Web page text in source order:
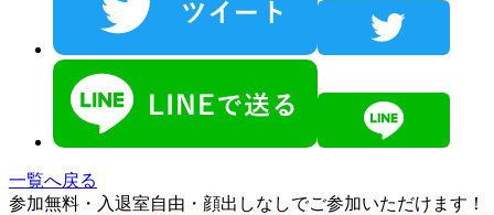
一覧へ戻る
参加無料・入退室自由・顔出しなしでご参加いただけます！